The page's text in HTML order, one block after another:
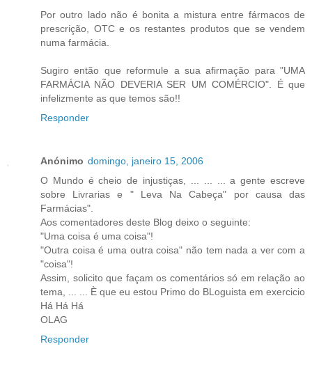
Por outro lado não é bonita a mistura entre fármacos de
prescrição, OTC e os restantes produtos que se vendem
numa farmácia.
Sugiro então que reformule a sua afirmação para "UMA
FARMÁCIA NÃO DEVERIA SER UM COMÉRCIO". É que
infelizmente as que temos são!!
Responder
Anónimo domingo, janeiro 15, 2006
O Mundo é cheio de injustiças, ... ... ... a gente escreve
sobre Livrarias e " Leva Na Cabeça" por causa das
Farmácias".
Aos comentadores deste Blog deixo o seguinte:
"Uma coisa é uma coisa"!
"Outra coisa é uma outra coisa" não tem nada a ver com a
"coisa"!
Assim, solicito que façam os comentários só em relação ao
tema, ... ... È que eu estou Primo do BLoguista em exercicio
Há Há Há
OLAG
Responder